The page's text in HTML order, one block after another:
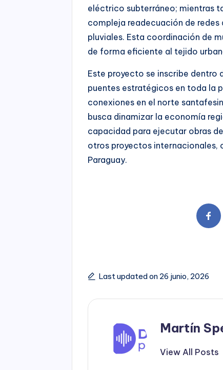
eléctrico subterráneo; mientras
compleja readecuación de
pluviales. Esta coordinación de
de forma eficiente al tejido
Este proyecto se inscribe dentro
puentes estratégicos en toda la
conexiones en el norte
busca dinamizar la economía
capacidad para ejecutar obras
otros proyectos internacionales,
Paraguay.
Last updated on 26 junio, 2026
Martín
View All Posts